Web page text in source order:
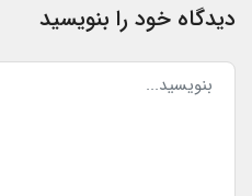
دیدگاه خود را بنویسید